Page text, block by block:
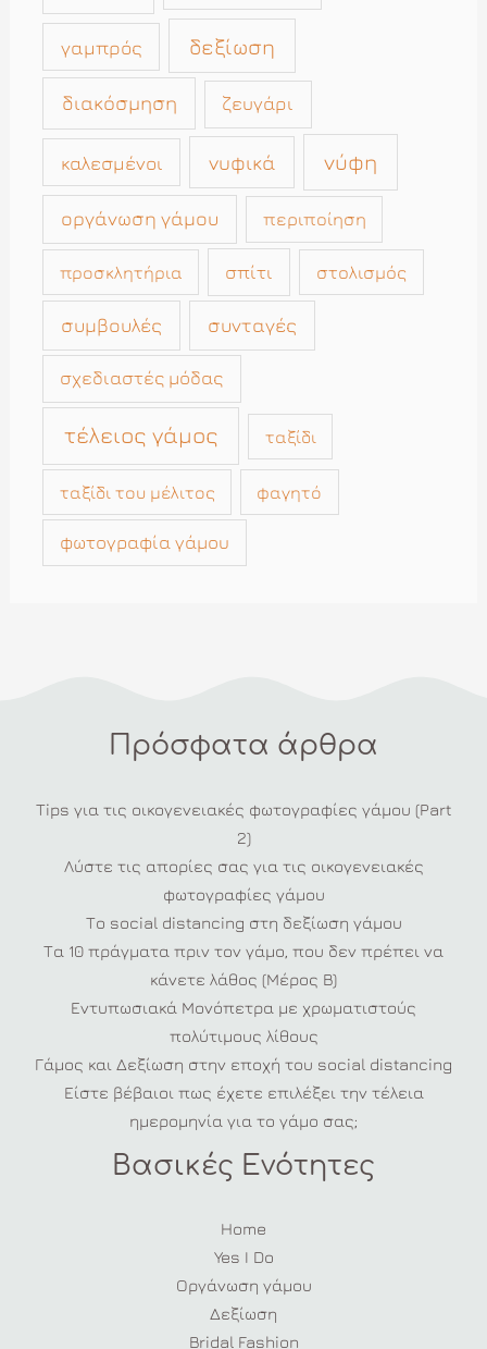
γαμπρός δεξίωση
διακόσμηση ζευγάρι
καλεσμένοι νυφικά νύφη
οργάνωση γάμου περιποίηση
προσκλητήρια σπίτι στολισμός
συμβουλές συνταγές
σχεδιαστές μόδας
τέλειος γάμος ταξίδι
ταξίδι του μέλιτος φαγητό
φωτογραφία γάμου
Πρόσφατα άρθρα
Tips για τις οικογενειακές φωτογραφίες γάμου (Part
2)
Λύστε τις απορίες σας για τις οικογενειακές
φωτογραφίες γάμου
Το social distancing στη δεξίωση γάμου
Τα 10 πράγματα πριν τον γάμο, που δεν πρέπει να
κάνετε λάθος (Μέρος Β)
Εντυπωσιακά Μονόπετρα με χρωματιστούς
πολύτιμους λίθους
Γάμος και Δεξίωση στην εποχή του social distancing
Είστε βέβαιοι πως έχετε επιλέξει την τέλεια
ημερομηνία για το γάμο σας;
Βασικές Ενότητες
Home
Yes I Do
Οργάνωση γάμου
Δεξίωση
Bridal Fashion